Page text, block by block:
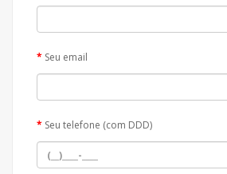
Seu email
Seu telefone (com DDD)